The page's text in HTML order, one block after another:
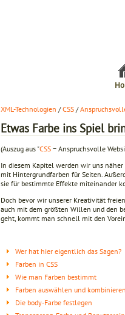
XML-Technologien /CSS /
Etwas Farbe ins Spiel
(Auszug aus "CSS − Anspruchsvolle
In diesem Kapitel werden wir uns
mit Hintergrundfarben für Seiten.
sie für bestimmte Effekte miteinander
Doch bevor wir unserer Kreativität
auch mit dem größten Willen und den
geht, kommt man schnell mit den
Wer hat hier eigentlich das Sagen?
Farben in CSS
Wie man Farben bestimmt
Farben auswählen und
Die body-Farbe festlegen